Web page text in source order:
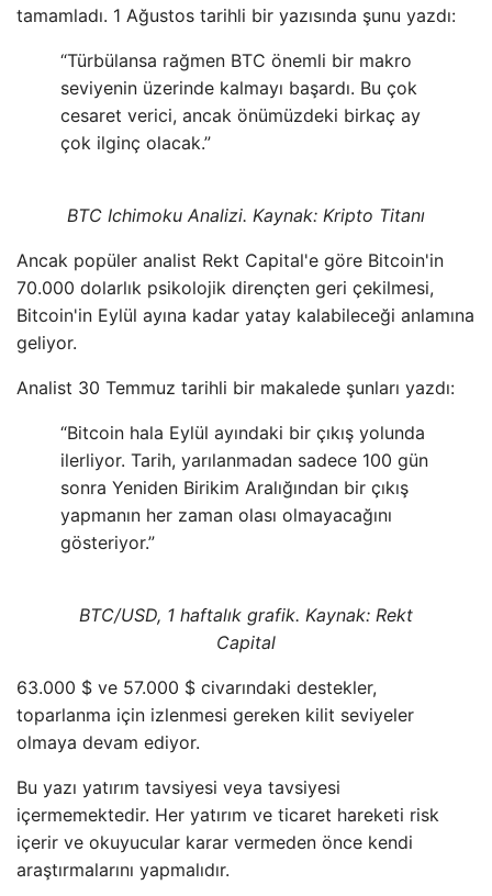
tamamladı. 1 Ağustos tarihli bir yazısında şunu yazdı:
“Türbülansa rağmen BTC önemli bir makro
seviyenin üzerinde kalmayı başardı. Bu çok
cesaret verici, ancak önümüzdeki birkaç ay
çok ilginç olacak.”
BTC Ichimoku Analizi. Kaynak: Kripto Titanı
Ancak popüler analist Rekt Capital'e göre Bitcoin'in
70.000 dolarlık psikolojik dirençten geri çekilmesi,
Bitcoin'in Eylül ayına kadar yatay kalabileceği anlamına
geliyor.
Analist 30 Temmuz tarihli bir makalede şunları yazdı:
“Bitcoin hala Eylül ayındaki bir çıkış yolunda
ilerliyor. Tarih, yarılanmadan sadece 100 gün
sonra Yeniden Birikim Aralığından bir çıkış
yapmanın her zaman olası olmayacağını
gösteriyor.”
BTC/USD, 1 haftalık grafik. Kaynak: Rekt
Capital
63.000 $ ve 57.000 $ civarındaki destekler,
toparlanma için izlenmesi gereken kilit seviyeler
olmaya devam ediyor.
Bu yazı yatırım tavsiyesi veya tavsiyesi
içermemektedir. Her yatırım ve ticaret hareketi risk
içerir ve okuyucular karar vermeden önce kendi
araştırmalarını yapmalıdır.